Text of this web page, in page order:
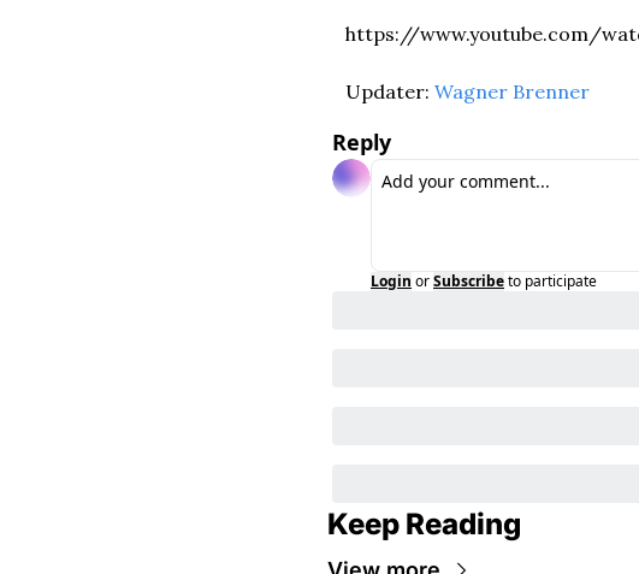
https://www.youtube.com/
Updater: Wagner Brenner
Reply
Login orSubscribeto participate
Keep Reading